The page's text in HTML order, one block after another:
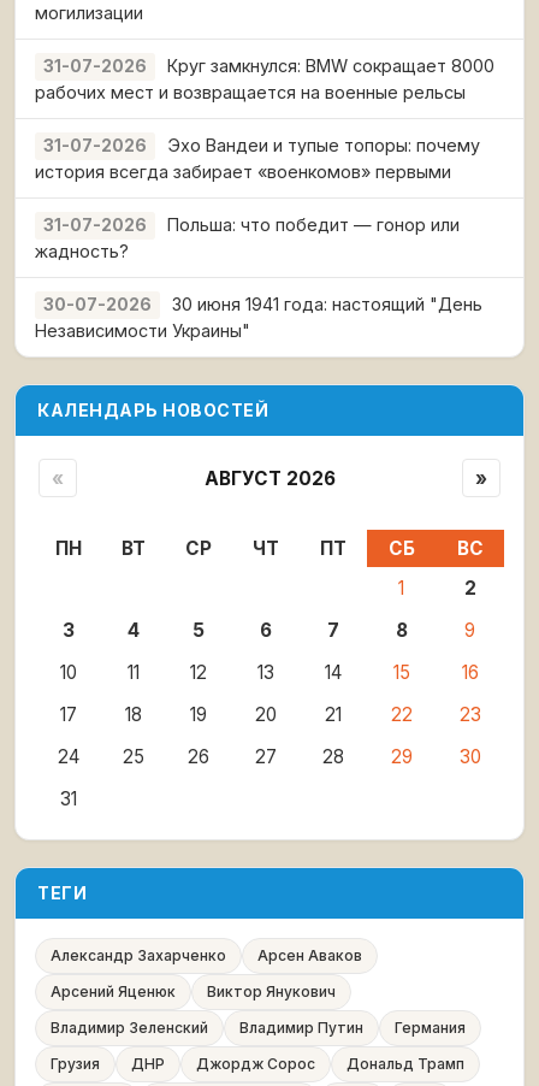
могилизации
31-07-2026
Круг замкнулся: BMW сокращает 8000
рабочих мест и возвращается на военные рельсы
31-07-2026
Эхо Вандеи и тупые топоры: почему
история всегда забирает «военкомов» первыми
31-07-2026
Польша: что победит — гонор или
жадность?
30-07-2026
30 июня 1941 года: настоящий "День
Независимости Украины"
КАЛЕНДАРЬ НОВОСТЕЙ
« АВГУСТ 2026 »
ПН ВТ СР ЧТ ПТ СБ
ВС
1
2
3
4 5 6 7 8
9
10
11 12 13 14 15
16
17
18 19 20 21 22
23
24
25 26 27 28 29
30
31
ТЕГИ
Александр Захарченко
Арсен Аваков
Арсений Яценюк
Виктор Янукович
Владимир Зеленский
Владимир Путин
Германия
Грузия
ДНР Джордж Сорос
Дональд Трамп